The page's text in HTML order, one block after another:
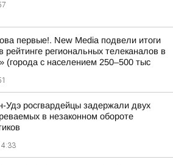
первые!. New Media подвели итоги
рейтинге региональных телеканалов в
(города с населением 250–500 тыс
Удэ росгвардейцы задержали двух
в незаконном обороте